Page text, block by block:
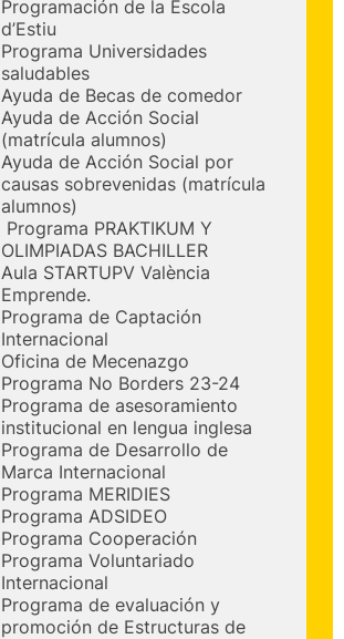
Programación de la Escola
d’Estiu
Programa Universidades
saludables
Ayuda de Becas de comedor
Ayuda de Acción Social
(matrícula alumnos)
Ayuda de Acción Social por
causas sobrevenidas (matrícula
alumnos)
Programa PRAKTIKUM Y
OLIMPIADAS BACHILLER
Aula STARTUPV València
Emprende.
Programa de Captación
Internacional
Oficina de Mecenazgo
Programa No Borders 23-24
Programa de asesoramiento
institucional en lengua inglesa
Programa de Desarrollo de
Marca Internacional
Programa MERIDIES
Programa ADSIDEO
Programa Cooperación
Programa Voluntariado
Internacional
Programa de evaluación y
promoción de Estructuras de